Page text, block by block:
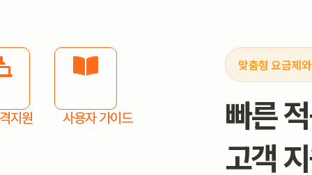
지원 사용자 가이드
맞춤형 요금제
빠른
고객